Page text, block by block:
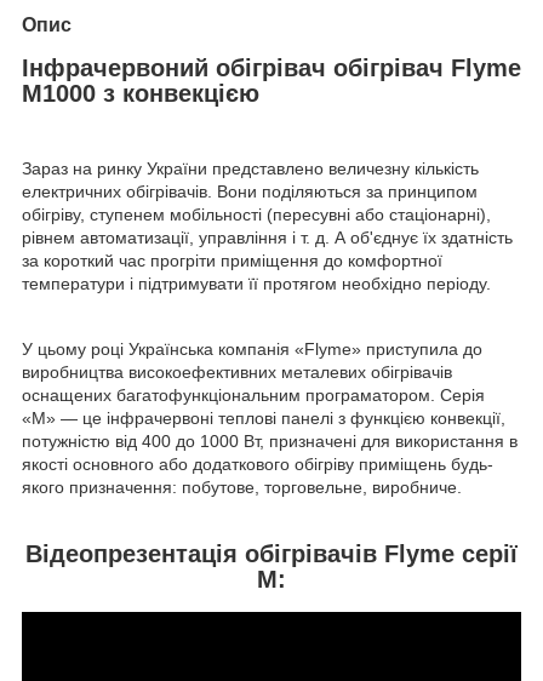
Опис
Інфрачервоний обігрівач обігрівач Flyme
M1000 з конвекцією
Зараз на ринку України представлено величезну кількість
електричних обігрівачів. Вони поділяються за принципом
обігріву, ступенем мобільності (пересувні або стаціонарні),
рівнем автоматизації, управління і т. д. А об'єднує їх здатність
за короткий час прогріти приміщення до комфортної
температури і підтримувати її протягом необхідно періоду.
У цьому році Українська компанія «Flyme» приступила до
виробництва високоефективних металевих обігрівачів
оснащених багатофункціональним програматором. Серія
«М» — це інфрачервоні теплові панелі з функцією конвекції,
потужністю від 400 до 1000 Вт, призначені для використання в
якості основного або додаткового обігріву приміщень будь-
якого призначення: побутове, торговельне, виробниче.
Відеопрезентація обігрівачів Flyme серії
M: